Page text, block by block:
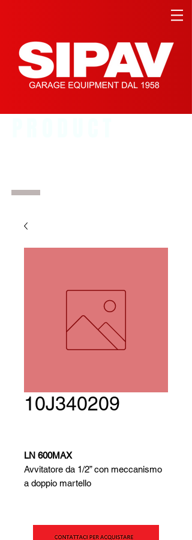
10J340209
LN 600MAX
Avvitatore da 1/2” con meccanismo
a doppio martello